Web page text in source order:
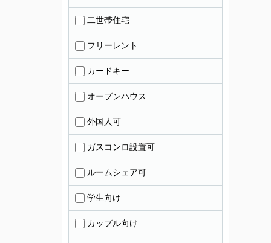
二世帯住宅
フリーレント
カードキー
オープンハウス
外国人可
ガスコンロ設置可
ルームシェア可
学生向け
カップル向け